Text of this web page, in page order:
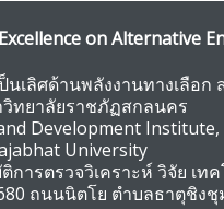
on Alternative
นเลิศด้านพลังงานทางเลือก
ทยาลัยราชภัฏสกลนคร
Development Institute,
University
การตรวจวิเคราะห์ วิจัย เท
ถนนนิตโย ตำบลธาตุชิงชุ